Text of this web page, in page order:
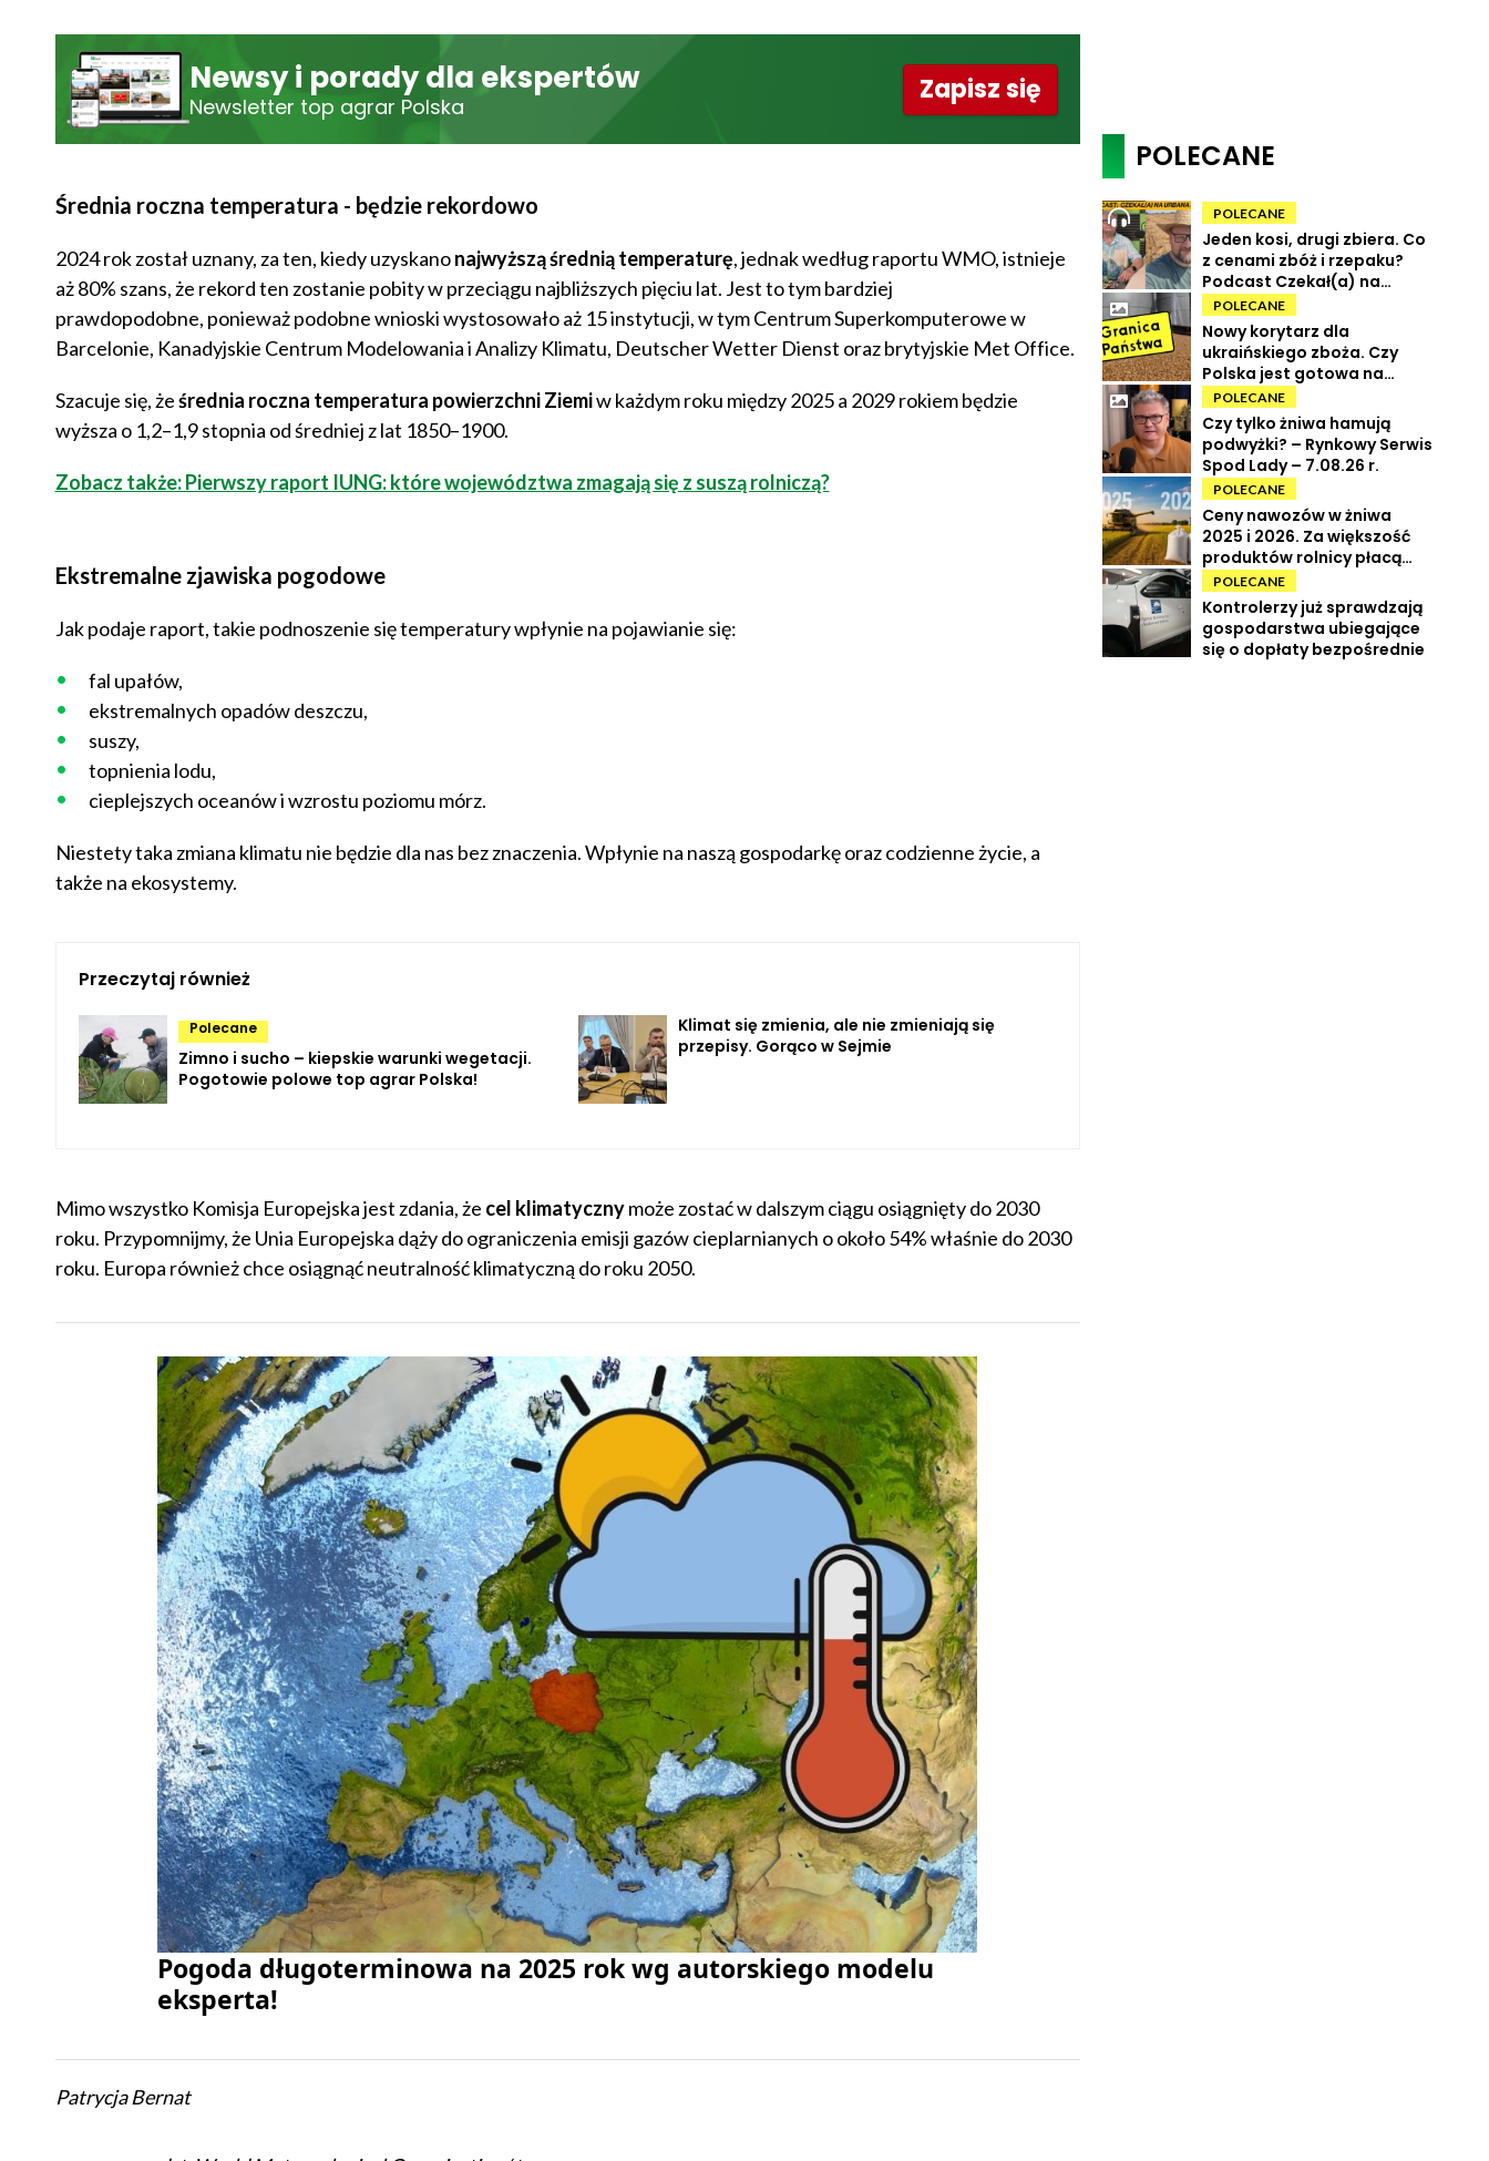
Newsy i porady dla ekspertów
Newsletter top agrar Polska
Zapisz się
Średnia roczna temperatura - będzie rekordowo
2024 rok został uznany, za ten, kiedy uzyskanonajwyższą średnią temperaturę, jednak według raportu WMO, istnieje
aż 80% szans, że rekord ten zostanie pobity w przeciągu najbliższych pięciu lat. Jest to tym bardziej
prawdopodobne, ponieważ podobne wnioski wystosowało aż 15 instytucji, w tym Centrum Superkomputerowe w
Barcelonie, Kanadyjskie Centrum Modelowania i Analizy Klimatu, Deutscher Wetter Dienst oraz brytyjskie Met Office.
Szacuje się, żeśrednia roczna temperatura powierzchni Ziemiw każdym roku między 2025 a 2029 rokiem będzie
wyższa o 1,2–1,9 stopnia od średniej z lat 1850–1900.
Zobacz także: Pierwszy raport IUNG: które województwa zmagają się z suszą rolniczą?
Ekstremalne zjawiska pogodowe
Jak podaje raport, takie podnoszenie się temperatury wpłynie na pojawianie się:
fal upałów,
ekstremalnych opadów deszczu,
suszy,
topnienia lodu,
cieplejszych oceanów i wzrostu poziomu mórz.
Niestety taka zmiana klimatu nie będzie dla nas bez znaczenia. Wpłynie na naszą gospodarkę oraz codzienne życie, a
także na ekosystemy.
Przeczytaj również
Polecane
Zimno i sucho – kiepskie warunki wegetacji.
Pogotowie polowe top agrar Polska!
Klimat się zmienia, ale nie zmieniają się
przepisy. Gorąco w Sejmie
Mimo wszystko Komisja Europejska jest zdania, że cel klimatycznymoże zostać w dalszym ciągu osiągnięty do 2030
roku. Przypomnijmy, że Unia Europejska dąży do ograniczenia emisji gazów cieplarnianych o około 54% właśnie do 2030
roku. Europa również chce osiągnąć neutralność klimatyczną do roku 2050.
Pogoda długoterminowa na 2025 rok wg autorskiego modelu
eksperta!
Patrycja Bernat
POLECANE
POLECANE
Jeden kosi, drugi zbiera. Co
z cenami zbóż i rzepaku?
Podcast Czekał(a) na
Urbana odc. 73
POLECANE
Nowy korytarz dla
ukraińskiego zboża. Czy
Polska jest gotowa na
powrót tranzytu?
POLECANE
Czy tylko żniwa hamują
podwyżki? – Rynkowy Serwis
Spod Lady – 7.08.26 r.
POLECANE
Ceny nawozów w żniwa
2025 i 2026. Za większość
produktów rolnicy płacą
więcej
POLECANE
Kontrolerzy już sprawdzają
gospodarstwa ubiegające
się o dopłaty bezpośrednie